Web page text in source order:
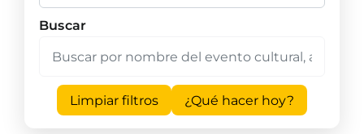
Buscar
Limpiar filtros ¿Qué hacer hoy?